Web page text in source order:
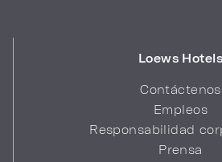
Loews Hotels
Contáctenos
Empleos
Responsabilidad
Prensa